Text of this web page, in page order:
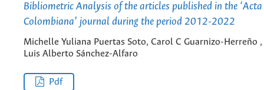
Bibliometric Analysis of the articles published in the
Colombiana’ journal during the period 2012-2022
Michelle Yuliana Puertas Soto, Carol C Guarnizo-Herreño ,
Luis Alberto Sánchez-Alfaro
Pdf